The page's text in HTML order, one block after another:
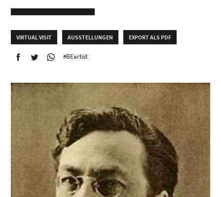
VIRTUAL VISIT AUSSTELLUNGEN EXPORT ALS PDF
#BEartist